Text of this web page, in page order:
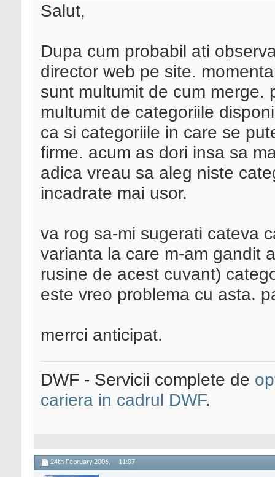
Salut,
Dupa cum probabil ati
director web pe site.
sunt multumit de cum merge.
multumit de categoriile
ca si categoriile in care se
firme. acum as dori insa sa
adica vreau sa aleg niste
incadrate mai usor.
va rog sa-mi sugerati cateva
varianta la care m-am gandit
rusine de acest cuvant)
este vreo problema cu asta.
merrci anticipat.
DWF - Servicii complete de
cariera in cadrul DWF.
24th February 2006, 11:07